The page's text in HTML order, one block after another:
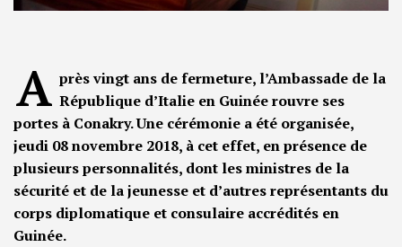
A près vingt ans de fermeture, l’Ambassade de la
République d’Italie en Guinée rouvre ses
portes à Conakry. Une cérémonie a été organisée,
jeudi 08 novembre 2018, à cet effet, en présence de
plusieurs personnalités, dont les ministres de la
sécurité et de la jeunesse et d’autres représentants du
corps diplomatique et consulaire accrédités en
Guinée.